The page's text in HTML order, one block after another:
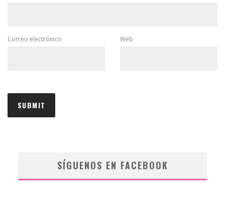
Correo electrónico Web
SÍGUENOS EN FACEBOOK